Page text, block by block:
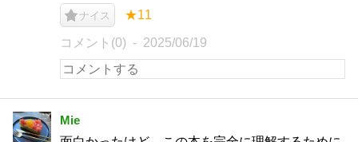
ナイス ★11
コメント(0) 2025/06/19
Mie